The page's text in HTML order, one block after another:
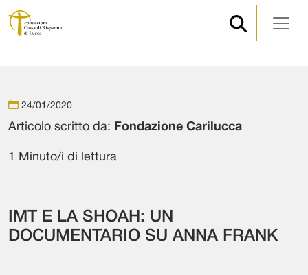
Navigazione principale
24/01/2020
Articolo scritto da: Fondazione Carilucca
1 Minuto/i di lettura
IMT E LA SHOAH: UN
DOCUMENTARIO SU ANNA FRANK